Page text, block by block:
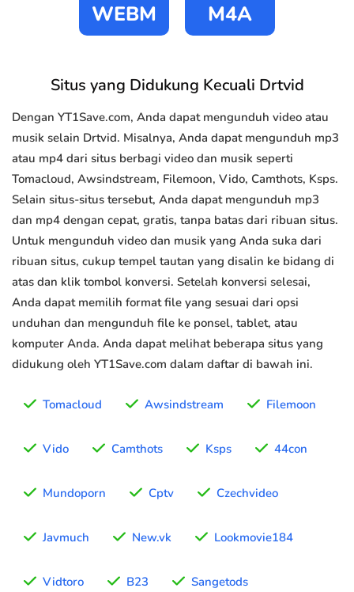
WEBM M4A
Situs yang Didukung Kecuali Drtvid
Dengan YT1Save.com, Anda dapat mengunduh video atau
musik selain Drtvid. Misalnya, Anda dapat mengunduh mp3
atau mp4 dari situs berbagi video dan musik seperti
Tomacloud, Awsindstream, Filemoon, Vido, Camthots, Ksps.
Selain situs-situs tersebut, Anda dapat mengunduh mp3
dan mp4 dengan cepat, gratis, tanpa batas dari ribuan situs.
Untuk mengunduh video dan musik yang Anda suka dari
ribuan situs, cukup tempel tautan yang disalin ke bidang di
atas dan klik tombol konversi. Setelah konversi selesai,
Anda dapat memilih format file yang sesuai dari opsi
unduhan dan mengunduh file ke ponsel, tablet, atau
komputer Anda. Anda dapat melihat beberapa situs yang
didukung oleh YT1Save.com dalam daftar di bawah ini.
Tomacloud Awsindstream Filemoon
Vido Camthots Ksps 44con
Mundoporn Cptv Czechvideo
Javmuch New.vk Lookmovie184
Vidtoro B23 Sangetods